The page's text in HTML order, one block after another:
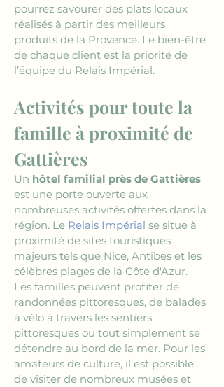
pourrez savourer des plats locaux
réalisés à partir des meilleurs
produits de la Provence. Le bien-être
de chaque client est la priorité de
l’équipe du Relais Impérial.
Activités pour toute la
famille à proximité de
Gattières
Un hôtel familial près de Gattières
est une porte ouverte aux
nombreuses activités offertes dans la
région. Le Relais Impérial se situe à
proximité de sites touristiques
majeurs tels que Nice, Antibes et les
célèbres plages de la Côte d'Azur.
Les familles peuvent profiter de
randonnées pittoresques, de balades
à vélo à travers les sentiers
pittoresques ou tout simplement se
détendre au bord de la mer. Pour les
amateurs de culture, il est possible
de visiter de nombreux musées et